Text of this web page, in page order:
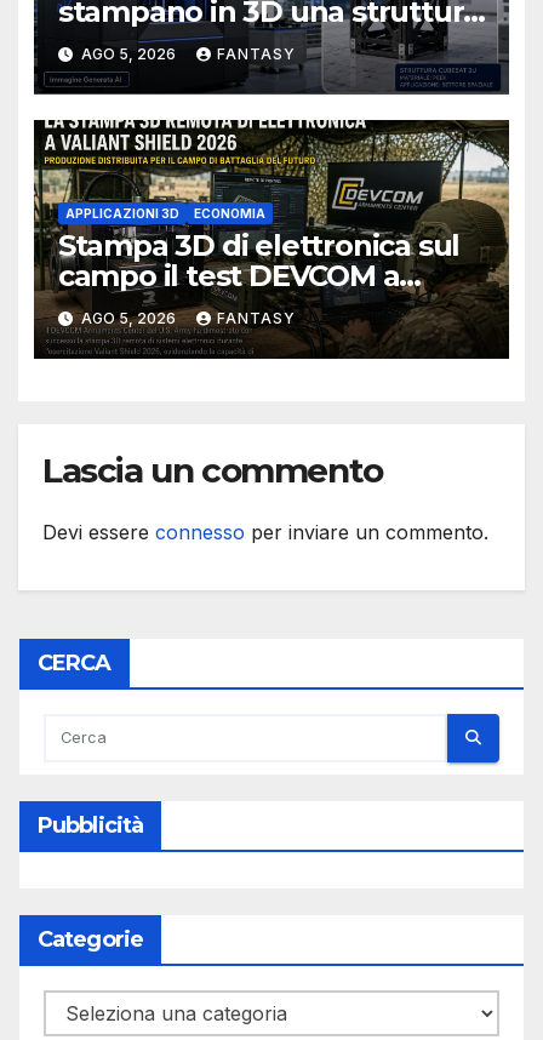
sgrossatura per
ottenere PLA MNA; i
replica plasmato PLA
replica modellata PLA
MNA dal MNA
principale.
stampano in 3D una struttura
CubeSat 3U in Carbon PEEK
AGO 5, 2026 FANTASY
APPLICAZIONI 3D ECONOMIA
Stampa 3D di elettronica sul
campo il test DEVCOM a
Valiant Shield 2026
AGO 5, 2026 FANTASY
Lascia un commento
Devi essere connesso per inviare un commento.
CERCA
Pubblicità
Categorie
Categorie